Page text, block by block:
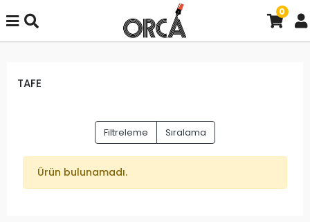
0
TAFE
Filtreleme Sıralama
Ürün bulunamadı.